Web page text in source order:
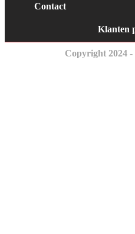
Contact
Klanten
Copyright 2024